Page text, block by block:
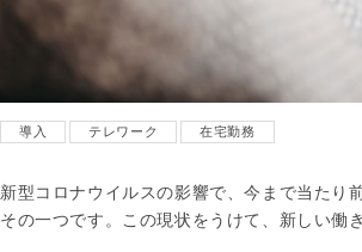
導入 テレワーク 在宅勤務
新型コロナウイルスの影響で、今まで当たり
その一つです。この現状をうけて、新しい働